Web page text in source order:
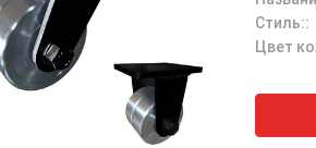
Стиль::
Цвет